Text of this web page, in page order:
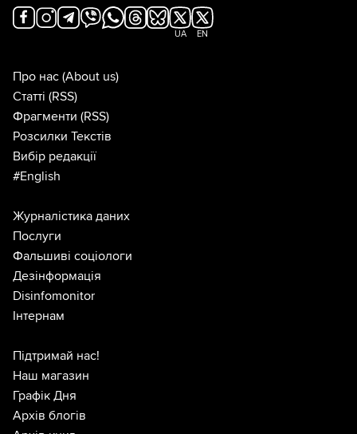
UA EN
Про нас (About us)
Статті (RSS)
Фрагменти (RSS)
Розсилки Текстів
Вибір редакції
#English
Журналістика даних
Послуги
Фальшиві соціологи
Дезінформація
Disinfomonitor
Інтернам
Підтримай нас!
Наш магазин
Графік Дня
Архів блогів